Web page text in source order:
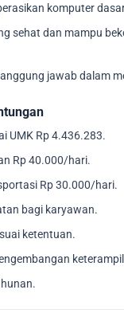
komputer
sehat dan mampu
jawab dalam
UMK Rp 4.436.283.
Rp 40.000/hari.
Rp 30.000/hari.
bagi karyawan.
ketentuan.